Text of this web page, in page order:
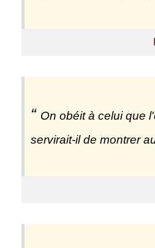
On obéit à celui que
servirait-il de montrer